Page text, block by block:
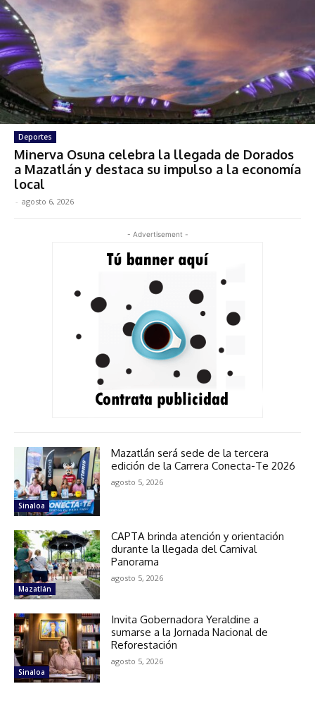
Deportes
Minerva Osuna celebra la llegada de Dorados
a Mazatlán y destaca su impulso a la economía
local
- agosto 6, 2026
- Advertisement -
Sinaloa
Mazatlán será sede de la tercera
edición de la Carrera Conecta-Te 2026
agosto 5, 2026
Mazatlán
CAPTA brinda atención y orientación
durante la llegada del Carnival
Panorama
agosto 5, 2026
Sinaloa
Invita Gobernadora Yeraldine a
sumarse a la Jornada Nacional de
Reforestación
agosto 5, 2026